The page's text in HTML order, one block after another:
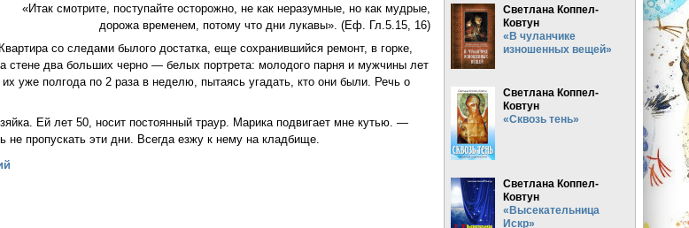
«Итак смотрите, поступайте осторожно, не как неразумные, но как мудрые,
дорожа временем, потому что дни лукавы». (Еф. Гл.5.15, 16)
со следами былого достатка, еще сохранившийся ремонт, в горке,
стене два больших черно — белых портрета: молодого парня и мужчины лет
уже полгода по 2 раза в неделю, пытаясь угадать, кто они были. Речь о
Ей лет 50, носит постоянный траур. Марика подвигает мне кутью. —
пропускать эти дни. Всегда езжу к нему на кладбище.
Светлана Коппел-
Ковтун
«В чуланчике
изношенных вещей»
Светлана Коппел-
Ковтун
«Сквозь тень»
Светлана Коппел-
Ковтун
«Высекательница
Искр»